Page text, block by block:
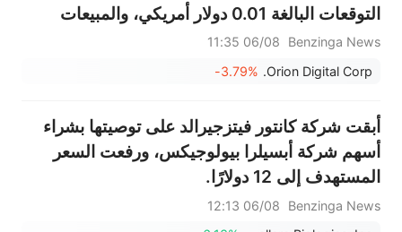
التوقعات البالغة 0.01 دولار أمريكي، والمبيعات
12.175 مليون دولار أمريكي، أقل من التوقعات
البالغة 12.650 مليون دولار أمريكي.
Benzinga News
06/08 11:35
Orion Digital Corp.
-3.79%
أبقت شركة كانتور فيتزجيرالد على توصيتها بشراء
أسهم شركة أبسيلرا بيولوجيكس، ورفعت السعر
المستهدف إلى 12 دولارًا.
Benzinga News
06/08 12:13